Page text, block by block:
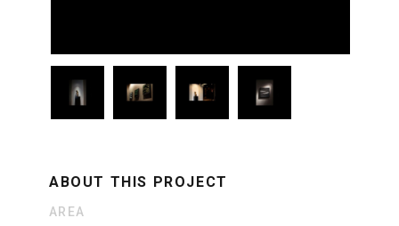
ABOUT THIS PROJECT
AREA